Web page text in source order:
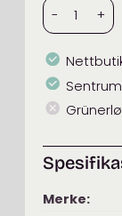
-
Baldyre
Pute
Flettet
antall
+
Merke: